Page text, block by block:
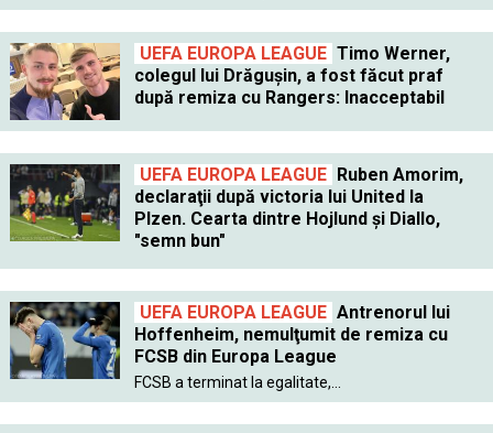
UEFA EUROPA LEAGUE Timo Werner,
colegul lui Drăguşin, a fost făcut praf
după remiza cu Rangers: Inacceptabil
UEFA EUROPA LEAGUE Ruben Amorim,
declaraţii după victoria lui United la
Plzen. Cearta dintre Hojlund şi Diallo,
"semn bun"
UEFA EUROPA LEAGUE Antrenorul lui
Hoffenheim, nemulţumit de remiza cu
FCSB din Europa League
FCSB a terminat la egalitate,...